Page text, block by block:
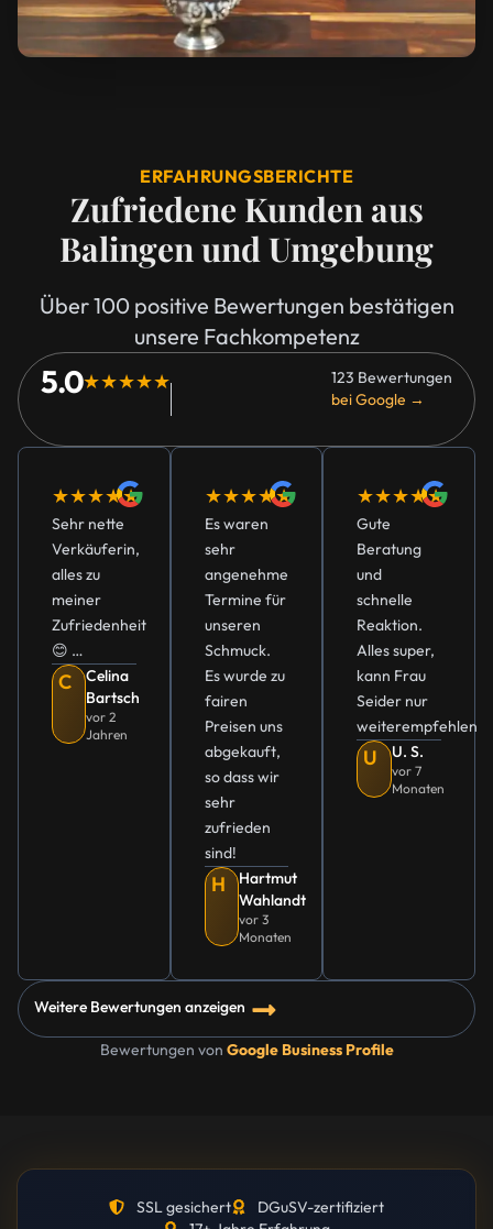
ERFAHRUNGSBERICHTE
Zufriedene Kunden aus
Balingen und Umgebung
Über 100 positive Bewertungen bestätigen
unsere Fachkompetenz
5.0★★★★★
123 Bewertungen
bei Google →
★★★★★
Sehr nette
Verkäuferin,
alles zu
meiner
Zufriedenheit
😊 …
C
Celina
Bartsch
vor 2
Jahren
★★★★★
Es waren
sehr
angenehme
Termine für
unseren
Schmuck.
Es wurde zu
fairen
Preisen uns
abgekauft,
so dass wir
sehr
zufrieden
sind!
H
Hartmut
Wahlandt
vor 3
Monaten
★★★★★
Gute
Beratung
und
schnelle
Reaktion.
Alles super,
kann Frau
Seider nur
weiterempfehlen
U U. S.
vor 7
Monaten
Weitere Bewertungen anzeigen
Bewertungen von Google Business Profile
SSL gesichert
DGuSV-zertifiziert